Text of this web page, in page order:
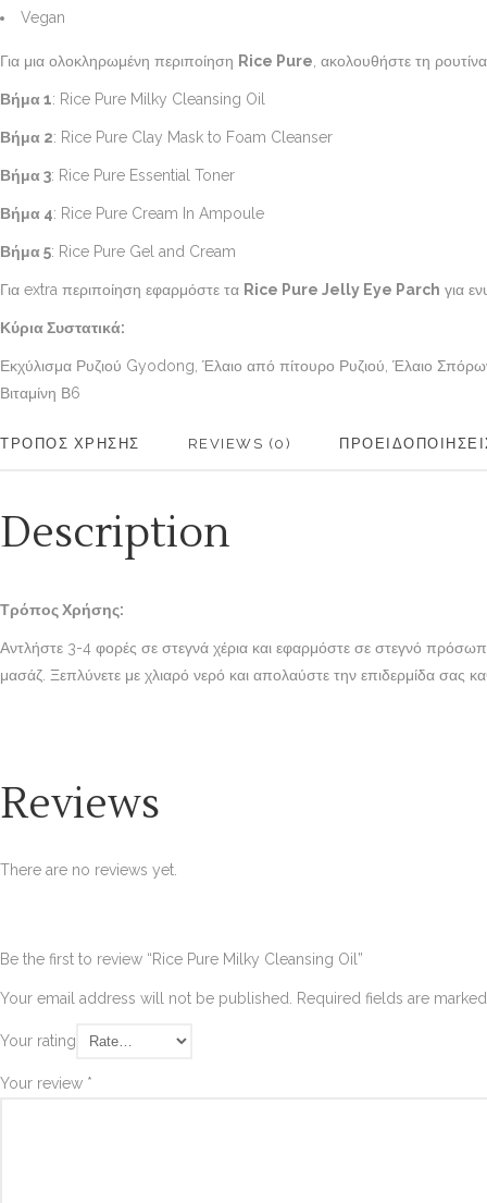
Vegan
Για μια ολοκληρωμένη περιποίηση Rice Pure , ακολουθήστε τη
Βήμα 1: Rice Pure Milky Cleansing Oil
Βήμα 2: Rice Pure Clay Mask to Foam Cleanser
Βήμα 3: Rice Pure Essential Toner
Βήμα 4: Rice Pure Cream In Ampoule
Βήμα 5: Rice Pure Gel and Cream
Για extra περιποίηση εφαρμόστε τα Rice Pure Jelly Eye Parch για
Κύρια Συστατικά:
Εκχύλισμα Ρυζιού Gyodong, Έλαιο από πίτουρο Ρυζιού, Έλαιο
Βιταμίνη Β6
ΤΡΟΠΟΣ ΧΡΗΣΗΣ REVIEWS (0)
Description
Τρόπος Χρήσης:
Αντλήστε 3-4 φορές σε στεγνά χέρια και εφαρμόστε σε στεγνό
μασάζ. Ξεπλύνετε με χλιαρό νερό και απολαύστε την επιδερμίδα σας
Reviews
There are no reviews yet.
Be the first to review “Rice Pure Milky Cleansing Oil”
Your email address will not be published. Required fields are
Your rating
Your review *